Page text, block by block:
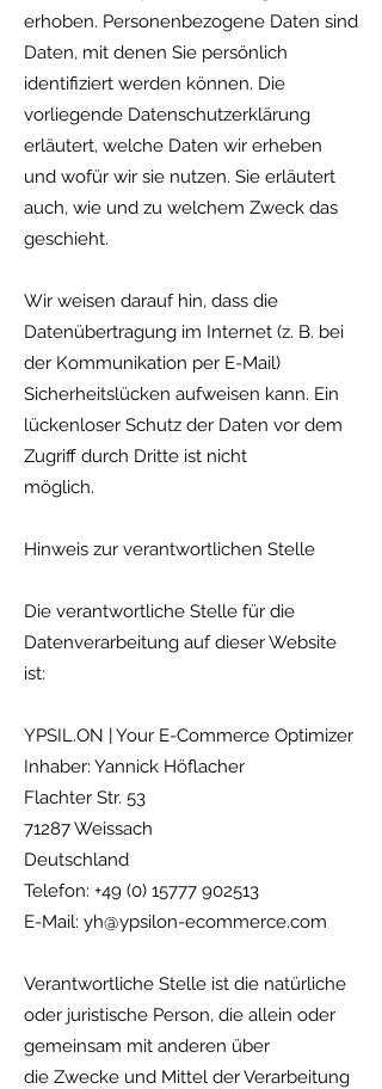
erhoben. Personenbezogene Daten sind
Daten, mit denen Sie persönlich
identifiziert werden können. Die
vorliegende Datenschutzerklärung
erläutert, welche Daten wir erheben
und wofür wir sie nutzen. Sie erläutert
auch, wie und zu welchem Zweck das
geschieht.
Wir weisen darauf hin, dass die
Datenübertragung im Internet (z. B. bei
der Kommunikation per E-Mail)
Sicherheitslücken aufweisen kann. Ein
lückenloser Schutz der Daten vor dem
Zugriff durch Dritte ist nicht
möglich.
Hinweis zur verantwortlichen Stelle
Die verantwortliche Stelle für die
Datenverarbeitung auf dieser Website
ist:
YPSIL.ON | Your E-Commerce Optimizer
Inhaber: Yannick Höflacher
Flachter Str. 53
71287 Weissach
Deutschland
Telefon: +49 (0) 15777 902513
E-Mail: yh@ypsilon-ecommerce.com
Verantwortliche Stelle ist die natürliche
oder juristische Person, die allein oder
gemeinsam mit anderen über
die Zwecke und Mittel der Verarbeitung